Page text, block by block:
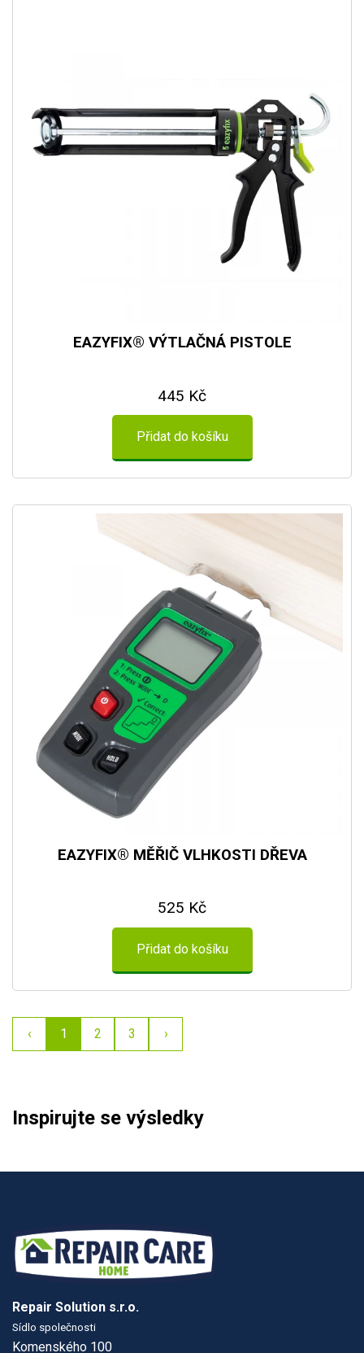
EAZYFIX® VÝTLAČNÁ PISTOLE
445 Kč
Přidat do košíku
EAZYFIX® MĚŘIČ VLHKOSTI DŘEVA
525 Kč
Přidat do košíku
‹ 1 2 3 ›
Inspirujte se výsledky
Repair Solution s.r.o.
Sídlo společnosti
Komenského 100